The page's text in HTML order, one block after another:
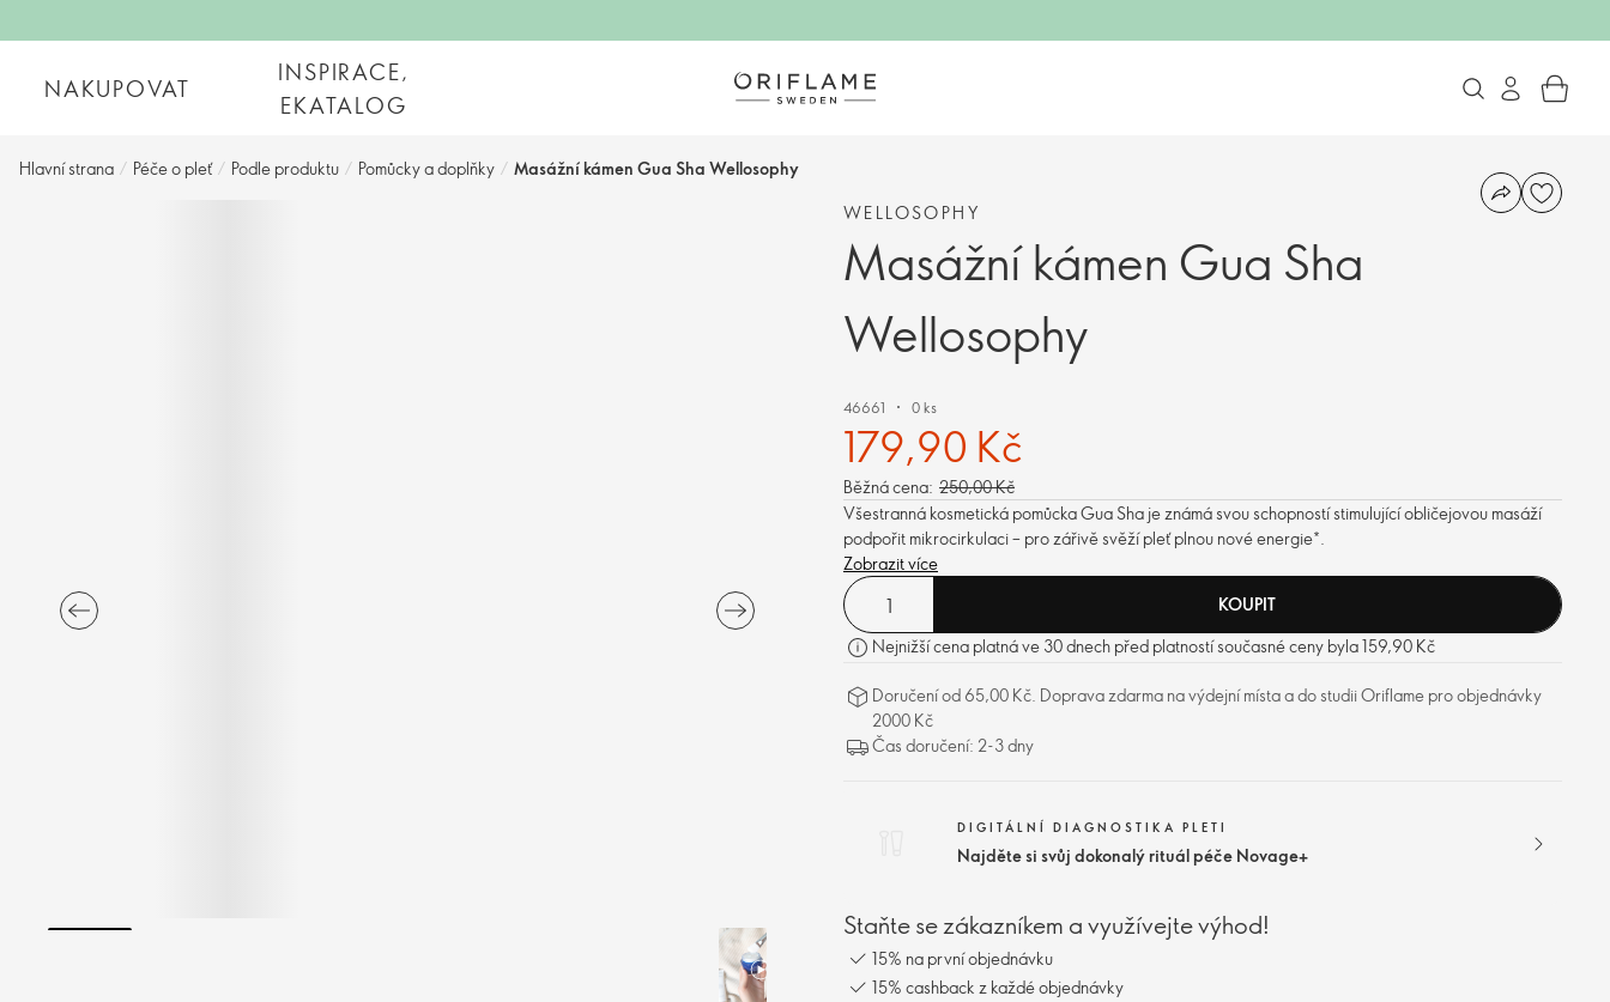
NAKUPOVAT
INSPIRACE,
EKATALOG
Hlavní strana / Péče o pleť / Podle produktu / Pomůcky a doplňky / Masážní kámen Gua Sha Wellosophy
WELLOSOPHY
Masážní kámen Gua Sha
Wellosophy
46661 0 ks
179,90 Kč
Běžná cena: 250,00 Kč
Všestranná kosmetická pomůcka Gua Sha je známá svou schopností stimulující obličejovou masáží
podpořit mikrocirkulaci – pro zářivě svěží pleť plnou nové energie*.
Zobrazit více
KOUPIT
Nejnižší cena platná ve 30 dnech před platností současné ceny byla 159,90 Kč
Doručení od 65,00 Kč. Doprava zdarma na výdejní místa a do studii Oriflame pro objednávky
2000 Kč
Čas doručení: 2-3 dny
DIGITÁLNÍ DIAGNOSTIKA PLETI
Najděte si svůj dokonalý rituál péče Novage+
Staňte se zákazníkem a využívejte výhod!
15% na první objednávku
15% cashback z každé objednávky